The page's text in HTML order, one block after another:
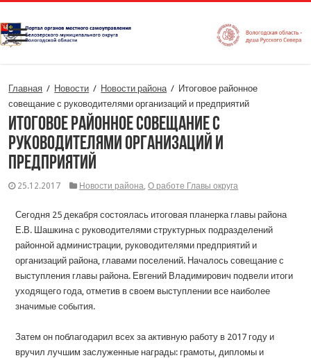
Главная / Новости / Новости района / Итоговое районное
совещание с руководителями организаций и предприятий
Итоговое районное совещание с
руководителями организаций и
предприятий
25.12.2017 Новости района,О работе Главы округа
Сегодня 25 декабря состоялась итоговая планерка главы района
Е.В. Шашкина с руководителями структурных подразделений
районной администрации, руководителями предприятий и
организаций района, главами поселений. Началось совещание с
выступления главы района. Евгений Владимирович подвели итоги
уходящего года, отметив в своем выступлении все наиболее
значимые события.
Затем он поблагодарил всех за активную работу в 2017 году и
вручил лучшим заслуженные награды: грамоты, дипломы и